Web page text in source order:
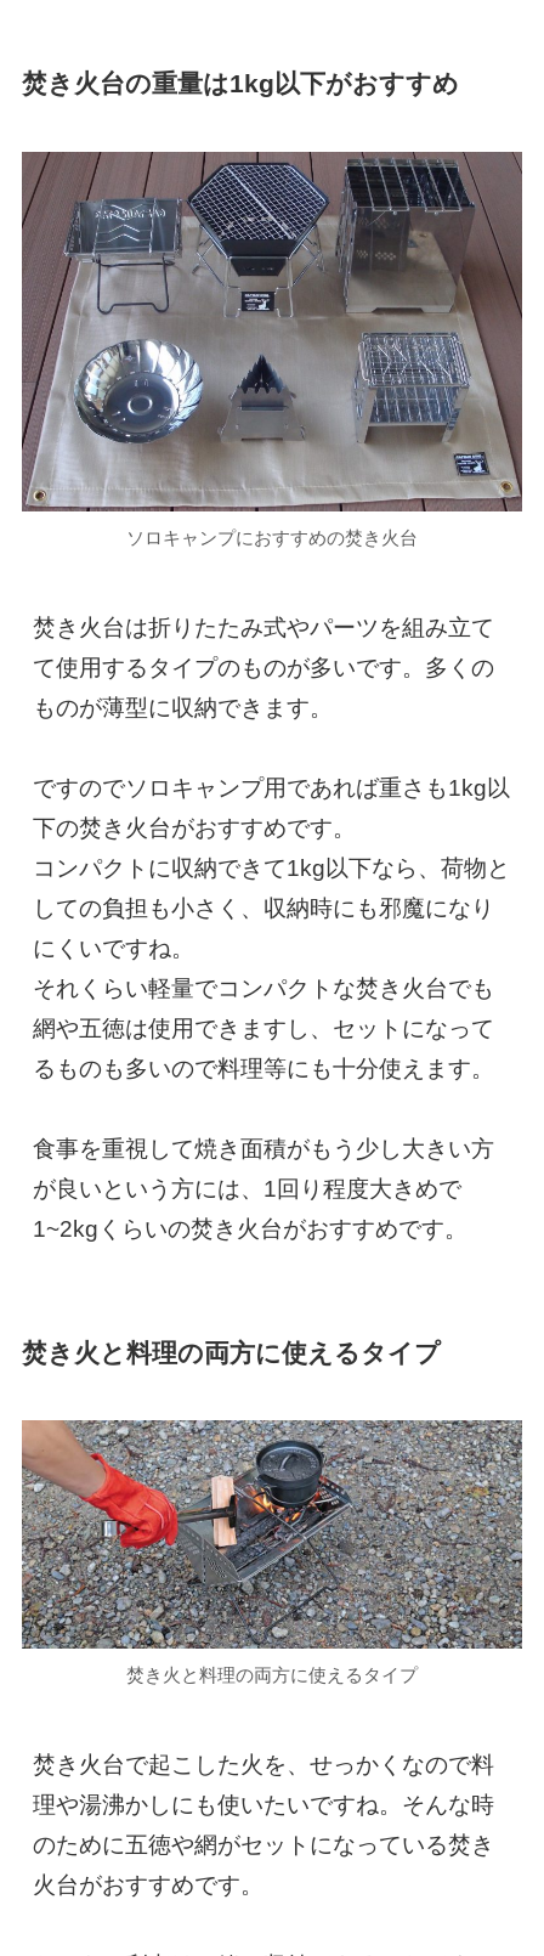
焚き火台の重量は1kg以下がおすすめ
ソロキャンプにおすすめの焚き火台
焚き火台は折りたたみ式やパーツを組み立て
て使用するタイプのものが多いです。多くの
ものが薄型に収納できます。
ですのでソロキャンプ用であれば重さも1kg以
下の焚き火台がおすすめです。
コンパクトに収納できて1kg以下なら、荷物と
しての負担も小さく、収納時にも邪魔になり
にくいですね。
それくらい軽量でコンパクトな焚き火台でも
網や五徳は使用できますし、セットになって
るものも多いので料理等にも十分使えます。
食事を重視して焼き面積がもう少し大きい方
が良いという方には、1回り程度大きめで
1~2kgくらいの焚き火台がおすすめです。
焚き火と料理の両方に使えるタイプ
焚き火と料理の両方に使えるタイプ
焚き火台で起こした火を、せっかくなので料
理や湯沸かしにも使いたいですね。そんな時
のために五徳や網がセットになっている焚き
火台がおすすめです。